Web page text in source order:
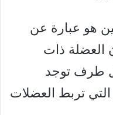
هو عبارة عن
العضلة ذات
طرف توجد
تربط العضلات